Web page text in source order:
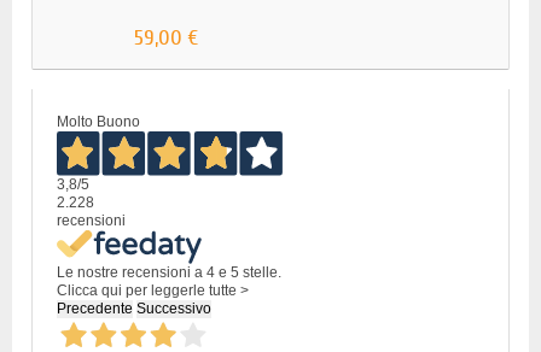
59,00 €
Molto Buono
3,8/5
2.228
recensioni
Le nostre recensioni a 4 e 5 stelle.
Clicca qui per leggerle tutte >
Precedente Successivo